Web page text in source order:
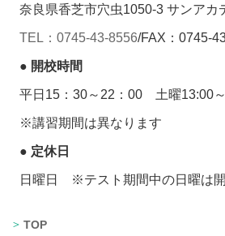
奈良県香芝市穴虫1050-3 サンアカ
TEL：0745-43-8556/FAX：0745-
● 開校時間
平日15：30～22：00 土曜13:00
※講習期間は異なります
● 定休日
日曜日 ※テスト期間中の日曜は開
TOP